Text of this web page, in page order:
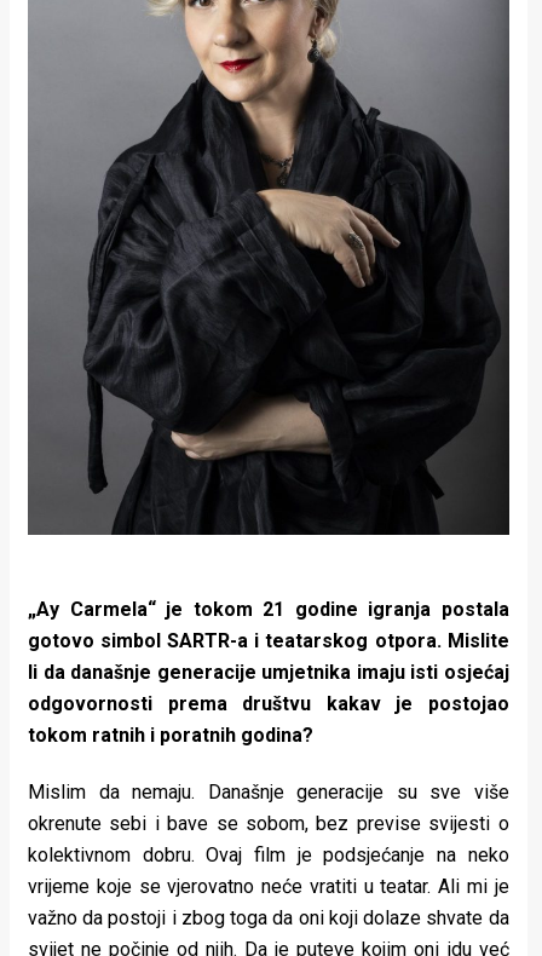
„Ay Carmela“ je tokom 21 godine igranja postala
gotovo simbol SARTR-a i teatarskog otpora. Mislite
li da današnje generacije umjetnika imaju isti osjećaj
odgovornosti prema društvu kakav je postojao
tokom ratnih i poratnih godina?
Mislim da nemaju. Današnje generacije su sve više
okrenute sebi i bave se sobom, bez previse svijesti o
kolektivnom dobru. Ovaj film je podsjećanje na neko
vrijeme koje se vjerovatno neće vratiti u teatar. Ali mi je
važno da postoji i zbog toga da oni koji dolaze shvate da
svijet ne počinje od njih. Da je puteve kojim oni idu već